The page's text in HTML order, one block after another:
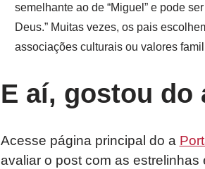
semelhante ao de “Miguel” e pode
Deus.” Muitas vezes, os pais
associações culturais ou valores
E aí, gostou do
Acesse página principal do a
avaliar o post com as